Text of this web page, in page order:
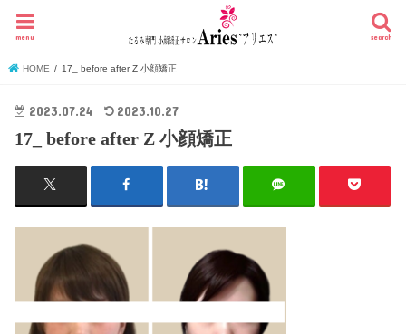
search
menu
HOME 17_ before after Z 小顔矯正
2023.07.24 2023.10.27
17_ before after Z 小顔矯正